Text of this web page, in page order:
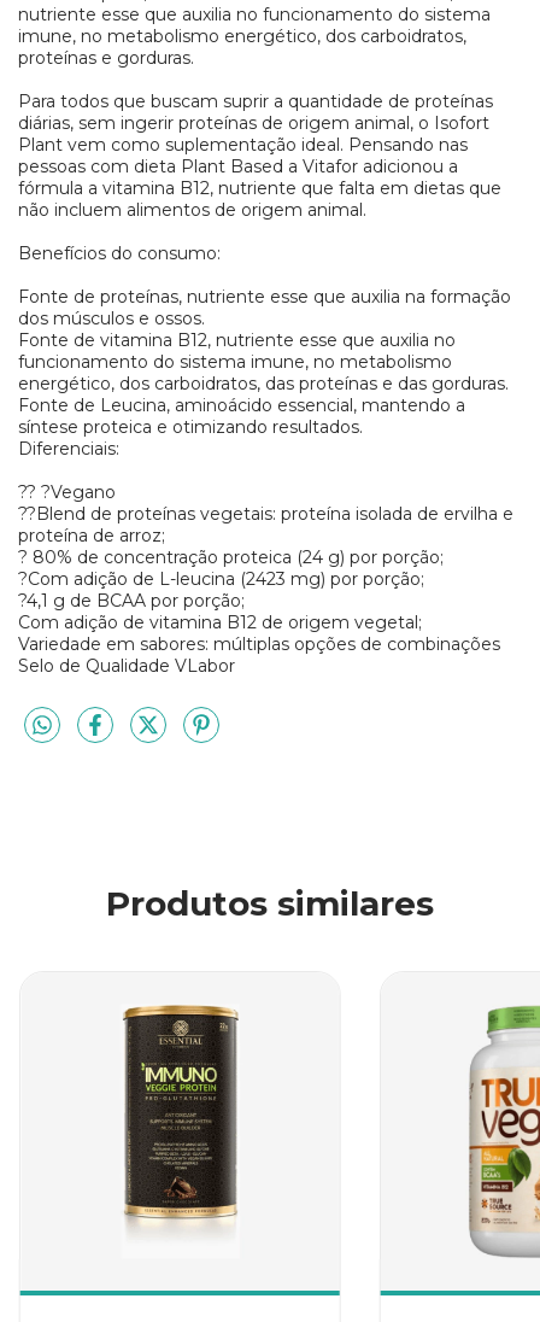
nutriente esse que auxilia no funcionamento do sistema
imune, no metabolismo energético, dos carboidratos,
proteínas e gorduras.
Para todos que buscam suprir a quantidade de proteínas
diárias, sem ingerir proteínas de origem animal, o Isofort
Plant vem como suplementação ideal. Pensando nas
pessoas com dieta Plant Based a Vitafor adicionou a
fórmula a vitamina B12, nutriente que falta em dietas que
não incluem alimentos de origem animal.
Benefícios do consumo:
Fonte de proteínas, nutriente esse que auxilia na formação
dos músculos e ossos.
Fonte de vitamina B12, nutriente esse que auxilia no
funcionamento do sistema imune, no metabolismo
energético, dos carboidratos, das proteínas e das gorduras.
Fonte de Leucina, aminoácido essencial, mantendo a
síntese proteica e otimizando resultados.
Diferenciais:
?? ?Vegano
??Blend de proteínas vegetais: proteína isolada de ervilha e
proteína de arroz;
? 80% de concentração proteica (24 g) por porção;
?Com adição de L-leucina (2423 mg) por porção;
?4,1 g de BCAA por porção;
Com adição de vitamina B12 de origem vegetal;
Variedade em sabores: múltiplas opções de combinações
Selo de Qualidade VLabor
Produtos similares